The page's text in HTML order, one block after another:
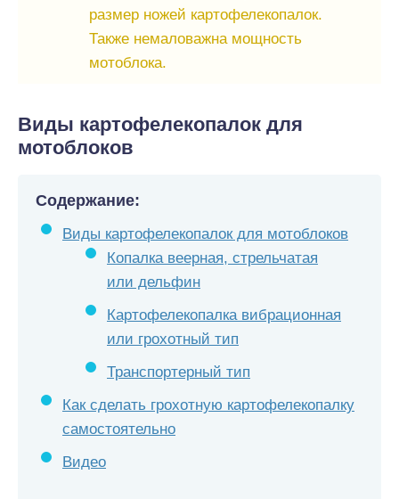
размер ножей картофелекопалок.
Также немаловажна мощность
мотоблока.
Виды картофелекопалок для
мотоблоков
Содержание:
Виды картофелекопалок для мотоблоков
Копалка веерная, стрельчатая
или дельфин
Картофелекопалка вибрационная
или грохотный тип
Транспортерный тип
Как сделать грохотную картофелекопалку
самостоятельно
Видео